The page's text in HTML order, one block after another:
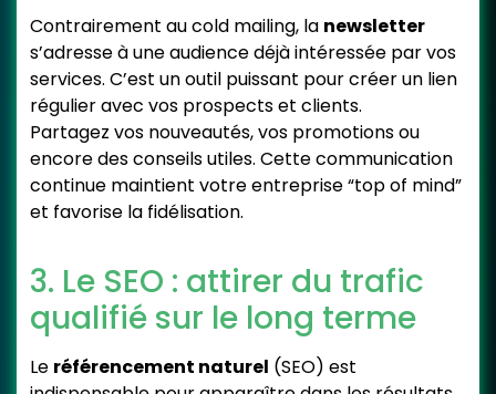
Contrairement au cold mailing, la newsletter
s’adresse à une audience déjà intéressée par vos
services. C’est un outil puissant pour créer un lien
régulier avec vos prospects et clients.
Partagez vos nouveautés, vos promotions ou
encore des conseils utiles. Cette communication
continue maintient votre entreprise “top of mind”
et favorise la fidélisation.
3. Le SEO : attirer du trafic
qualifié sur le long terme
Le référencement naturel (SEO) est